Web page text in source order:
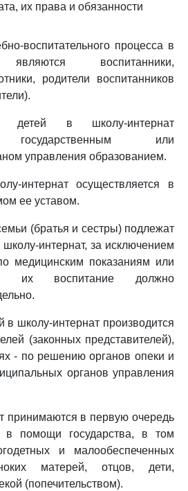
их права и обязанности
воспитательного процесса в
являются воспитанники,
родители воспитанников
детей в школу-интернат
государственным или
управления образованием.
интернат осуществляется в
ее уставом.
(братья и сестры) подлежат
интернат, за исключением
медицинским показаниям или
их воспитание должно
в школу-интернат производится
(законных представителей),
- по решению органов опеки и
органов управления
принимаются в первую очередь
в помощи государства, в том
и малообеспеченных
матерей, отцов, дети,
(попечительством).